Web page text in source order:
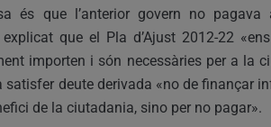
és que l’anterior govern no
que el Pla d’Ajust 2012-22
importen i són necessàries per a la
satisfer deute derivada «no de finançar
de la ciutadania, sino per no pagar».